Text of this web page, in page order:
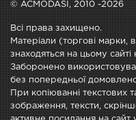
© ACMODASI, 2010 -2026
Всі права захищено.
Матеріали (торгові марки,
знаходяться на цьому
Заборонено
без попередньої
При копіюванні текстових
зображення, тексти,